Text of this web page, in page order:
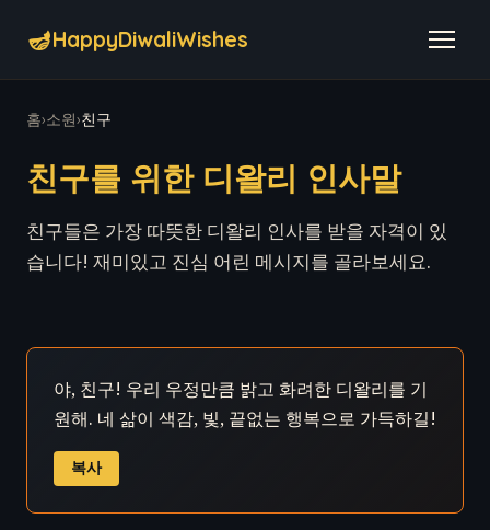
🪔HappyDiwaliWishes
홈›소원›친구
친구를 위한 디왈리 인사말
친구들은 가장 따뜻한 디왈리 인사를 받을 자격이 있
습니다! 재미있고 진심 어린 메시지를 골라보세요.
야, 친구! 우리 우정만큼 밝고 화려한 디왈리를 기
원해. 네 삶이 색감, 빛, 끝없는 행복으로 가득하길!
복사